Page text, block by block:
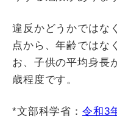
違反かどうかではな
点から、年齢ではな
お、子供の平均身長
歳程度です。
*文部科学省： 令和3